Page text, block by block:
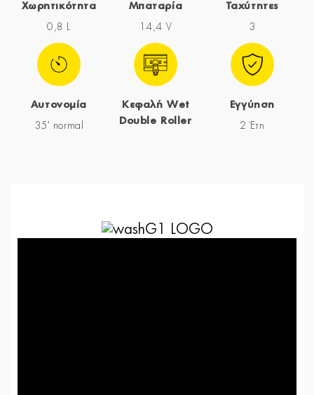
Χωρητικότητα
0,8 L
Μπαταρία
14,4 V
Ταχύτητες
3
Αυτονομία
35' normal
Κεφαλή Wet
Double Roller
Εγγύηση
2 Έτη